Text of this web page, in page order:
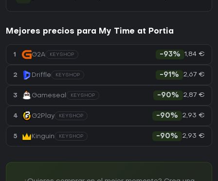
Mejores precios para My Time at Portia
1 G2A KEYSHOP -93% 1,84 €
2 Driffle KEYSHOP -91% 2,67 €
3 Gameseal KEYSHOP -90% 2,87 €
4 G2Play KEYSHOP -90% 2,93 €
5 Kinguin KEYSHOP -90% 2,93 €